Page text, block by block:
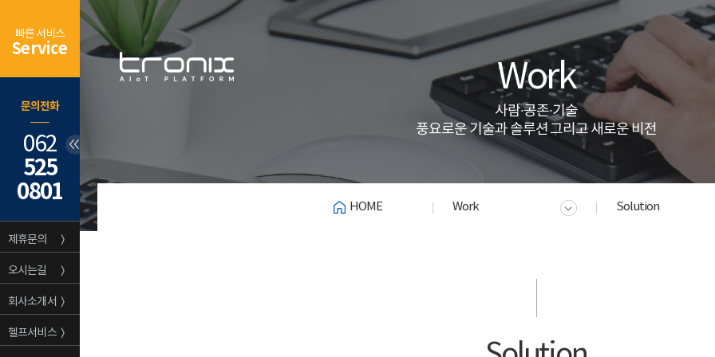
Work
사람·공존·기술
풍요로운 기술과 솔루션 그리고 새로운 비전
HOME Work Solution
빠른 서비스
Service
문의전화
062
525
0801
제휴문의 〉
오시는길 〉
회사소개서 〉
헬프서비스 〉